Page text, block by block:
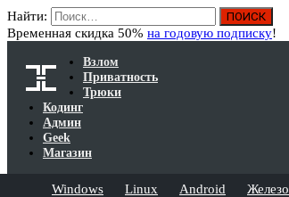
Найти:
Временная скидка 50% на годовую подписку!
Взлом
Приватность
Трюки
Кодинг
Админ
Geek
Магазин
Windows Linux Android Железо